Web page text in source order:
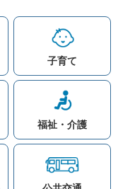
子育て
福祉・介護